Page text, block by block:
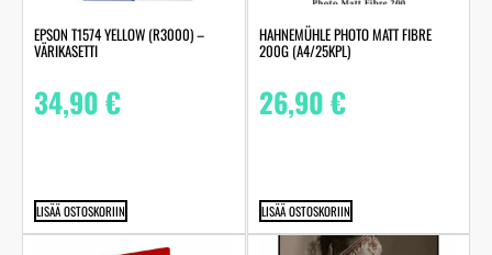
EPSON T1574 YELLOW (R3000) –
VÄRIKASETTI
34,90€
LISÄÄ OSTOSKORIIN
HAHNEMÜHLE PHOTO MATT FIBRE
200G (A4/25KPL)
26,90€
LISÄÄ OSTOSKORIIN